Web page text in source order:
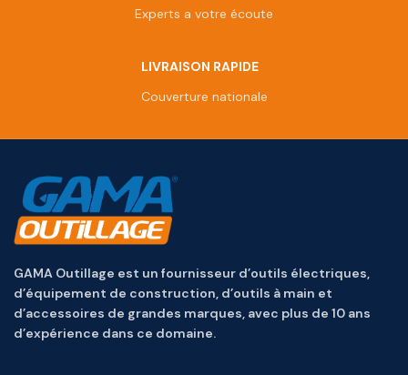
Experts a votre écoute
LIVRAISON RAPIDE
Couverture nationale
GAMA Outillage est un fournisseur d’outils électriques,
d’équipement de construction, d’outils à main et
d’accessoires de grandes marques, avec plus de 10 ans
d’expérience dans ce domaine.